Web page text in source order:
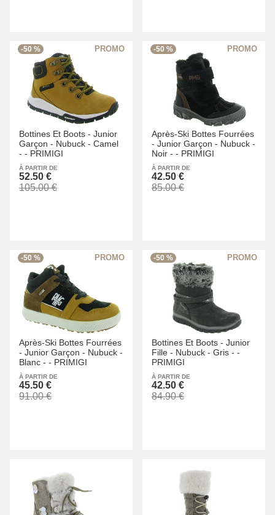
-50 %
Bottines Et Boots - Junior
Garçon - Nubuck - Camel
- - PRIMIGI
À PARTIR DE
52.50 €
105.00 €
-50 %
Après-Ski Bottes Fourrées
- Junior Garçon - Nubuck -
Noir - - PRIMIGI
À PARTIR DE
42.50 €
85.00 €
-50 %
Après-Ski Bottes Fourrées
- Junior Garçon - Nubuck -
Blanc - - PRIMIGI
À PARTIR DE
45.50 €
91.00 €
-50 %
Bottines Et Boots - Junior
Fille - Nubuck - Gris - -
PRIMIGI
À PARTIR DE
42.50 €
84.90 €